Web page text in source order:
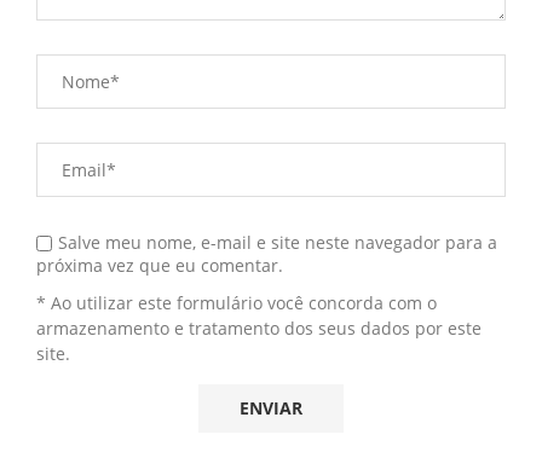
Salve meu nome, e-mail e site neste navegador para a
próxima vez que eu comentar.
* Ao utilizar este formulário você concorda com o
armazenamento e tratamento dos seus dados por este
site.